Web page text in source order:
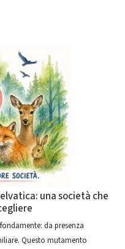
una società che
da presenza
Questo mutamento